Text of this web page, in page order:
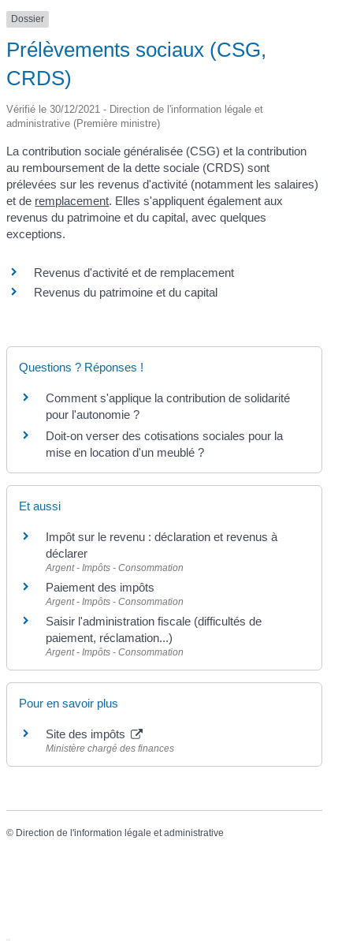
Dossier
Prélèvements sociaux (CSG,
CRDS)
Vérifié le 30/12/2021 - Direction de l'information légale et
administrative (Première ministre)
La contribution sociale généralisée (CSG) et la contribution
au remboursement de la dette sociale (CRDS) sont
prélevées sur les revenus d'activité (notamment les salaires)
et de remplacement. Elles s'appliquent également aux
revenus du patrimoine et du capital, avec quelques
exceptions.
Revenus d'activité et de remplacement
Revenus du patrimoine et du capital
Questions ? Réponses !
Comment s'applique la contribution de solidarité
pour l'autonomie ?
Doit-on verser des cotisations sociales pour la
mise en location d'un meublé ?
Et aussi
Impôt sur le revenu : déclaration et revenus à
déclarer
Argent - Impôts - Consommation
Paiement des impôts
Argent - Impôts - Consommation
Saisir l'administration fiscale (difficultés de
paiement, réclamation...)
Argent - Impôts - Consommation
Pour en savoir plus
Site des impôts
Ministère chargé des finances
© Direction de l'information légale et administrative